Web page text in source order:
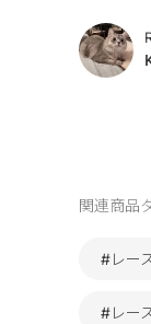
関連商品
#レー
#レー